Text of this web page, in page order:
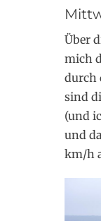
Über
mich
durch
sind
(und
und
km/h